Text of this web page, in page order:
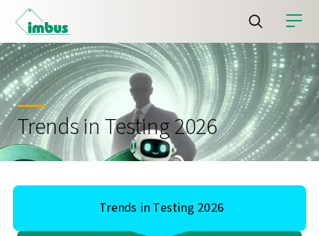
Trends in Testing 2026
Trends in Testing 2026